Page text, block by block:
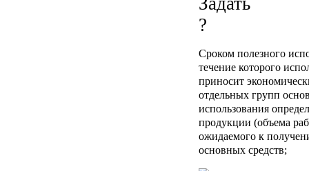
Сроком полезного
течение которого
приносит
отдельных групп
использования
продукции (объема
ожидаемого к
основных средств;